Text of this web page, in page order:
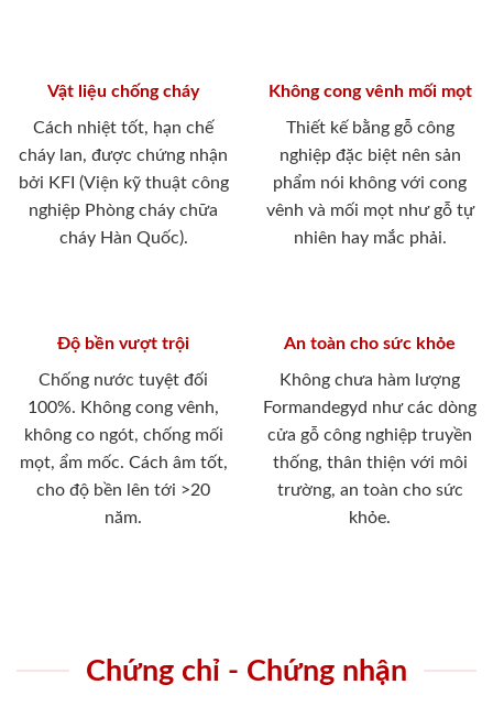
Vật liệu chống cháy
Cách nhiệt tốt, hạn chế
cháy lan, được chứng nhận
bởi KFI (Viện kỹ thuật công
nghiệp Phòng cháy chữa
cháy Hàn Quốc).
Không cong vênh mối mọt
Thiết kế bằng gỗ công
nghiệp đặc biệt nên sản
phẩm nói không với cong
vênh và mối mọt như gỗ tự
nhiên hay mắc phải.
Độ bền vượt trội
Chống nước tuyệt đối
100%. Không cong vênh,
không co ngót, chống mối
mọt, ẩm mốc. Cách âm tốt,
cho độ bền lên tới >20
năm.
An toàn cho sức khỏe
Không chưa hàm lượng
Formandegyd như các dòng
cửa gỗ công nghiệp truyền
thống, thân thiện với môi
trường, an toàn cho sức
khỏe.
Chứng chỉ - Chứng nhận